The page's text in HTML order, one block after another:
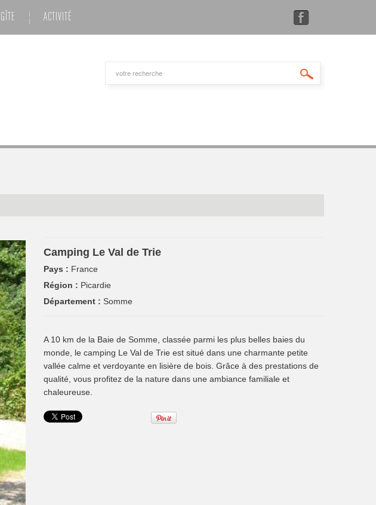
GÎTE ACTIVITÉ
Camping Le Val de Trie
Pays : France
Région : Picardie
Département : Somme
A 10 km de la Baie de Somme, classée parmi les plus belles baies du
monde, le camping Le Val de Trie est situé dans une charmante petite
vallée calme et verdoyante en lisière de bois. Grâce à des prestations de
qualité, vous profitez de la nature dans une ambiance familiale et
chaleureuse.